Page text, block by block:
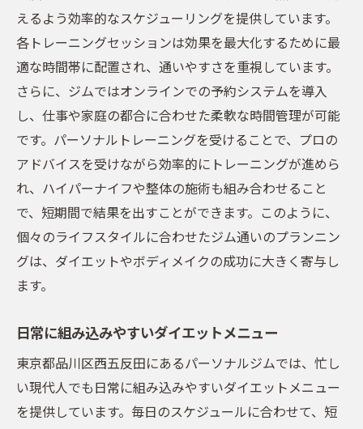
えるよう効率的なスケジューリングを提供しています。
各トレーニングセッションは効果を最大化するために最
適な時間帯に配置され、通いやすさを重視しています。
さらに、ジムではオンラインでの予約システムを導入
し、仕事や家庭の都合に合わせた柔軟な時間管理が可能
です。パーソナルトレーニングを受けることで、プロの
アドバイスを受けながら効率的にトレーニングが進めら
れ、ハイパーナイフや整体の施術も組み合わせること
で、短期間で結果を出すことができます。このように、
個々のライフスタイルに合わせたジム通いのプランニン
グは、ダイエットやボディメイクの成功に大きく寄与し
ます。
日常に組み込みやすいダイエットメニュー
東京都品川区西五反田にあるパーソナルジムでは、忙し
い現代人でも日常に組み込みやすいダイエットメニュー
を提供しています。毎日のスケジュールに合わせて、短